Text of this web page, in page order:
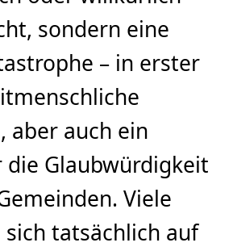
sondern eine
– in erster
aber auch ein
die Glaubwürdigkeit
Viele
sich tatsächlich auf